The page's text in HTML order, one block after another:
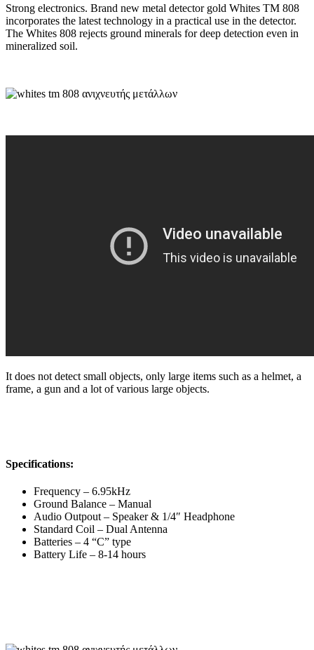
Strong electronics. Brand new metal detector gold Whites TM 808
incorporates the latest technology in a practical use in the detector.
The Whites 808 rejects ground minerals for deep detection even in
mineralized soil.
It does not detect small objects, only large items such as a helmet, a
frame, a gun and a lot of various large objects.
Specifications:
Frequency – 6.95kHz
Ground Balance – Manual
Audio Outpout – Speaker & 1/4″ Headphone
Standard Coil – Dual Antenna
Batteries – 4 “C” type
Battery Life – 8-14 hours